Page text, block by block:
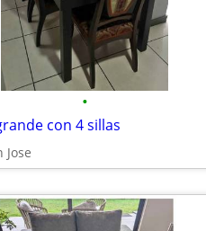
•
con 4 sillas
Jose